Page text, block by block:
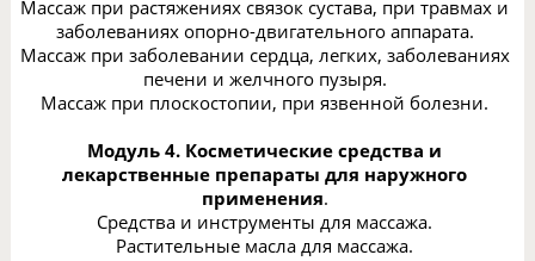
Массаж при растяжениях связок сустава, при травмах и
заболеваниях опорно-двигательного аппарата.
Массаж при заболевании сердца, легких, заболеваниях
печени и желчного пузыря.
Массаж при плоскостопии, при язвенной болезни.
Модуль 4. Косметические средства и
лекарственные препараты для наружного
применения.
Средства и инструменты для массажа.
Растительные масла для массажа.